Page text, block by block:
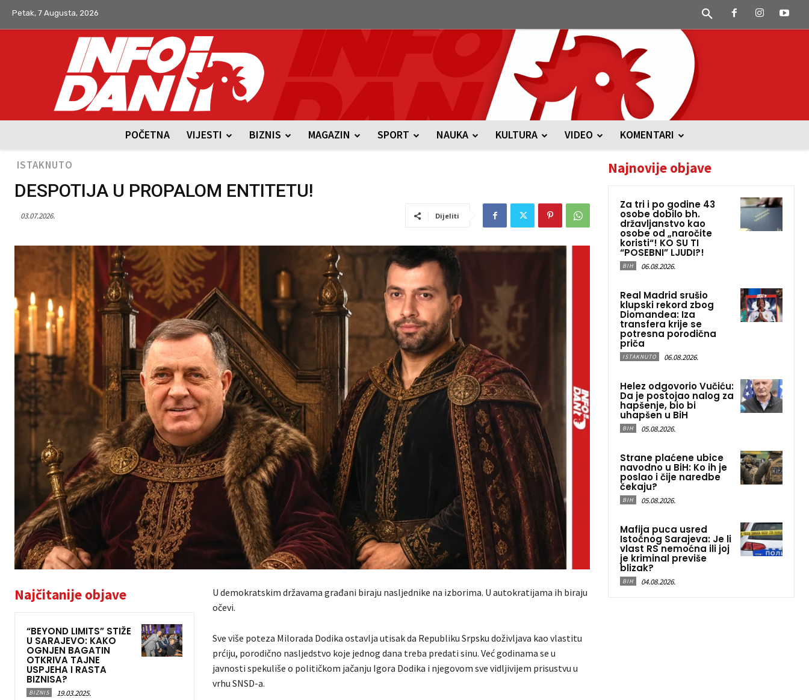
Petak, 7 Augusta, 2026
POČETNA VIJESTI BIZNIS MAGAZIN SPORT NAUKA KULTURA VIDEO KOMENTARI
ISTAKNUTO
DESPOTIJA U PROPALOM ENTITETU!
03.07.2026. Dijeliti
Najčitanije objave
“BEYOND LIMITS” STIŽE
U SARAJEVO: KAKO
OGNJEN BAGATIN
OTKRIVA TAJNE
USPJEHA I RASTA
BIZNISA?
BIZNIS 19.03.2025.
U demokratskim državama građani biraju nasljednike na izborima. U autokratijama ih biraju
očevi.
Sve više poteza Milorada Dodika ostavlja utisak da Republiku Srpsku doživljava kao vlastitu
prćiju, porodično nasljedstvo koje jednog dana treba predati sinu. Već godinama se u
javnosti spekuliše o političkom jačanju Igora Dodika i njegovom sve vidljivijem prisustvu u
vrhu SNSD-a.
Najnovije objave
Za tri i po godine 43
osobe dobilo bh.
državljanstvo kao
osobe od „naročite
koristi“! KO SU TI
“POSEBNI” LJUDI?!
BIH 06.08.2026.
Real Madrid srušio
klupski rekord zbog
Diomandea: Iza
transfera krije se
potresna porodična
priča
ISTAKNUTO 06.08.2026.
Helez odgovorio Vučiću:
Da je postojao nalog za
hapšenje, bio bi
uhapšen u BiH
BIH 05.08.2026.
Strane plaćene ubice
navodno u BiH: Ko ih je
poslao i čije naredbe
čekaju?
BIH 05.08.2026.
Mafija puca usred
Istočnog Sarajeva: Je li
vlast RS nemoćna ili joj
je kriminal previše
blizak?
BIH 04.08.2026.